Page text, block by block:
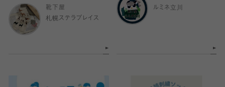
靴下屋
札幌ステラプレイス
ルミネ立川